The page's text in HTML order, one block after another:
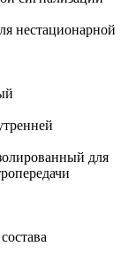
нестационарной
для